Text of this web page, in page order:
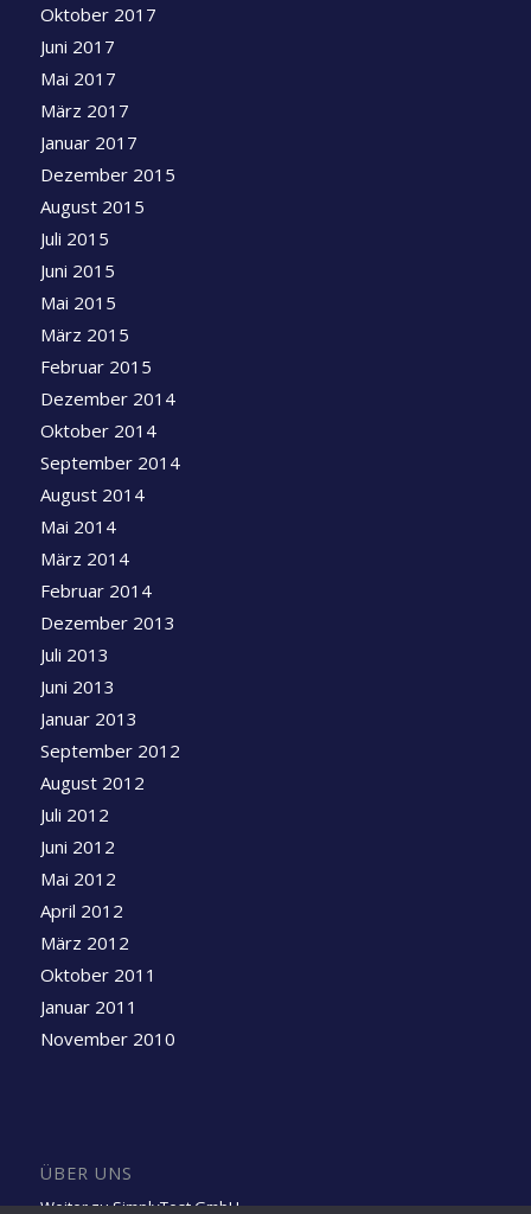
Oktober 2017
Juni 2017
Mai 2017
März 2017
Januar 2017
Dezember 2015
August 2015
Juli 2015
Juni 2015
Mai 2015
März 2015
Februar 2015
Dezember 2014
Oktober 2014
September 2014
August 2014
Mai 2014
März 2014
Februar 2014
Dezember 2013
Juli 2013
Juni 2013
Januar 2013
September 2012
August 2012
Juli 2012
Juni 2012
Mai 2012
April 2012
März 2012
Oktober 2011
Januar 2011
November 2010
ÜBER UNS
Weiter zu SimplyTest GmbH